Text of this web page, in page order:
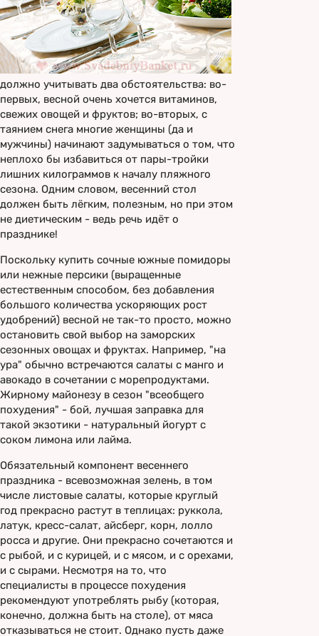
должно учитывать два обстоятельства: во-
первых, весной очень хочется витаминов,
свежих овощей и фруктов; во-вторых, с
таянием снега многие женщины (да и
мужчины) начинают задумываться о том, что
неплохо бы избавиться от пары-тройки
лишних килограммов к началу пляжного
сезона. Одним словом, весенний стол
должен быть лёгким, полезным, но при этом
не диетическим - ведь речь идёт о
празднике!
Поскольку купить сочные южные помидоры
или нежные персики (выращенные
естественным способом, без добавления
большого количества ускоряющих рост
удобрений) весной не так-то просто, можно
остановить свой выбор на заморских
сезонных овощах и фруктах. Например, "на
ура" обычно встречаются салаты с манго и
авокадо в сочетании с морепродуктами.
Жирному майонезу в сезон "всеобщего
похудения" - бой, лучшая заправка для
такой экзотики - натуральный йогурт с
соком лимона или лайма.
Обязательный компонент весеннего
праздника - всевозможная зелень, в том
числе листовые салаты, которые круглый
год прекрасно растут в теплицах: руккола,
латук, кресс-салат, айсберг, корн, лолло
росса и другие. Они прекрасно сочетаются и
с рыбой, и с курицей, и с мясом, и с орехами,
и с сырами. Несмотря на то, что
специалисты в процессе похудения
рекомендуют употреблять рыбу (которая,
конечно, должна быть на столе), от мяса
отказываться не стоит. Однако пусть даже